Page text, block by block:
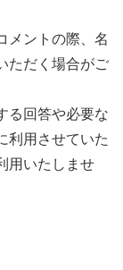
メントの際、名
ただく場合がご
る回答や必要な
利用させていた
用いたしませ